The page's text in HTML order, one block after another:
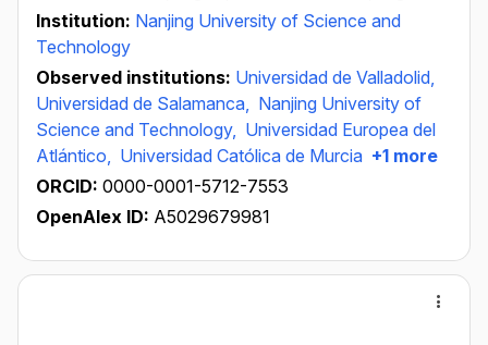
Institution: Nanjing University of Science and
Technology
Observed institutions: Universidad de Valladolid,
Universidad de Salamanca, Nanjing University of
Science and Technology, Universidad Europea del
Atlántico, Universidad Católica de Murcia +1 more
ORCID: 0000-0001-5712-7553
OpenAlex ID: A5029679981